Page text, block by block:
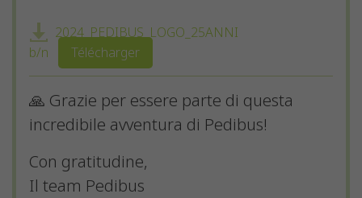
2024_PEDIBUS_LOGO_25ANNI
b/n
Télécharger
🙏 Grazie per essere parte di questa
incredibile avventura di Pedibus!
Con gratitudine,
Il team Pedibus